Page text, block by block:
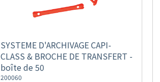
SYSTEME D'ARCHIVAGE CAPI-
CLASS & BROCHE DE TRANSFERT -
boîte de 50
200060